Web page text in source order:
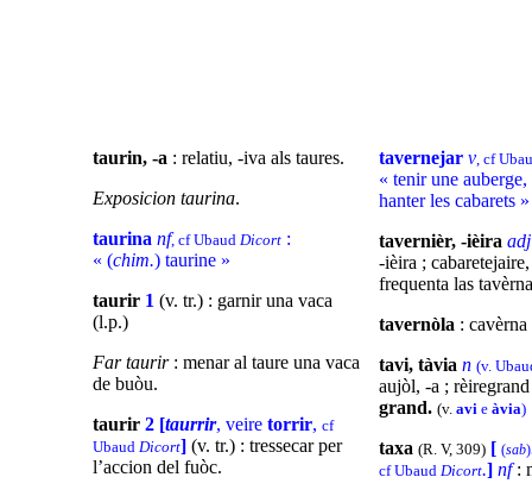
taurin, -a : relatiu, -iva als taures.
Exposicion taurina.
taurina nf, cf Ubaud Dicort :
« (chim.) taurine »
taurir 1 (v. tr.) : garnir una vaca
(l.p.)
Far taurir : menar al taure una vaca
de buòu.
taurir 2 [taurrir, veire torrir, cf
Ubaud Dicort] (v. tr.) : tressecar per
l’accion del fuòc.
tavernejar v, cf
« tenir une auberge,
hanter les cabarets
tavernièr, -ièira
-ièira ;
frequenta las
tavernòla :
tavi, tàvia n (v.
aujòl, -a ;
grand. (v. avi e àvia)
taxa (R. V, 309) [ (sab)
cf Ubaud Dicort.] nf: